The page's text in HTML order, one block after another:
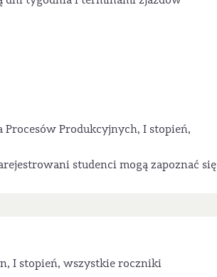
Produkcyjnych, I stopień,
studenci mogą zapoznać się
I stopień, wszystkie roczniki